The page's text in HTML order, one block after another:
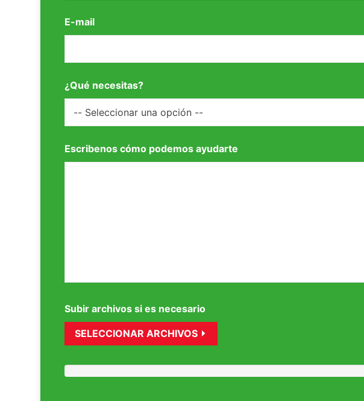
E-mail
¿Qué necesitas?
Escribenos cómo podemos ayudarte
Subir archivos si es necesario
SELECCIONAR ARCHIVOS